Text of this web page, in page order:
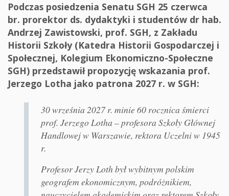
Podczas posiedzenia Senatu SGH 25 czerwca
br. prorektor ds. dydaktyki i studentów dr hab.
Andrzej Zawistowski, prof. SGH, z Zakładu
Historii Szkoły (Katedra Historii Gospodarczej i
Społecznej, Kolegium Ekonomiczno-Społeczne
SGH) przedstawił propozycję wskazania prof.
Jerzego Lotha jako patrona 2027 r. w SGH:
30 września 2027 r. minie 60 rocznica śmierci
prof. Jerzego Lotha – profesora Szkoły Głównej
Handlowej w Warszawie, rektora Uczelni w 1945
r.
Profesor Jerzy Loth był wybitnym polskim
geografem ekonomicznym, podróżnikiem,